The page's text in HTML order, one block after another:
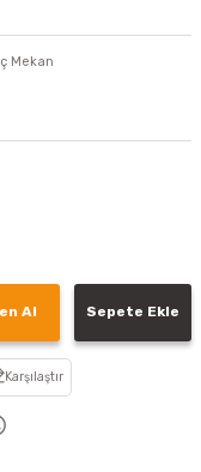
Mekan
Al Sepete Ekle
Karşılaştır